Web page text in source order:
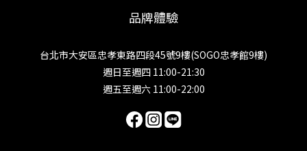
品牌體驗
台北市大安區忠孝東路四段45號9樓(SOGO忠孝館9樓)
週日至週四 11:00-21:30
週五至週六 11:00-22:00